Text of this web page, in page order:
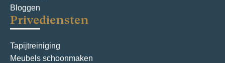
Bloggen
Privediensten
Tapijtreiniging
Meubels schoonmaken